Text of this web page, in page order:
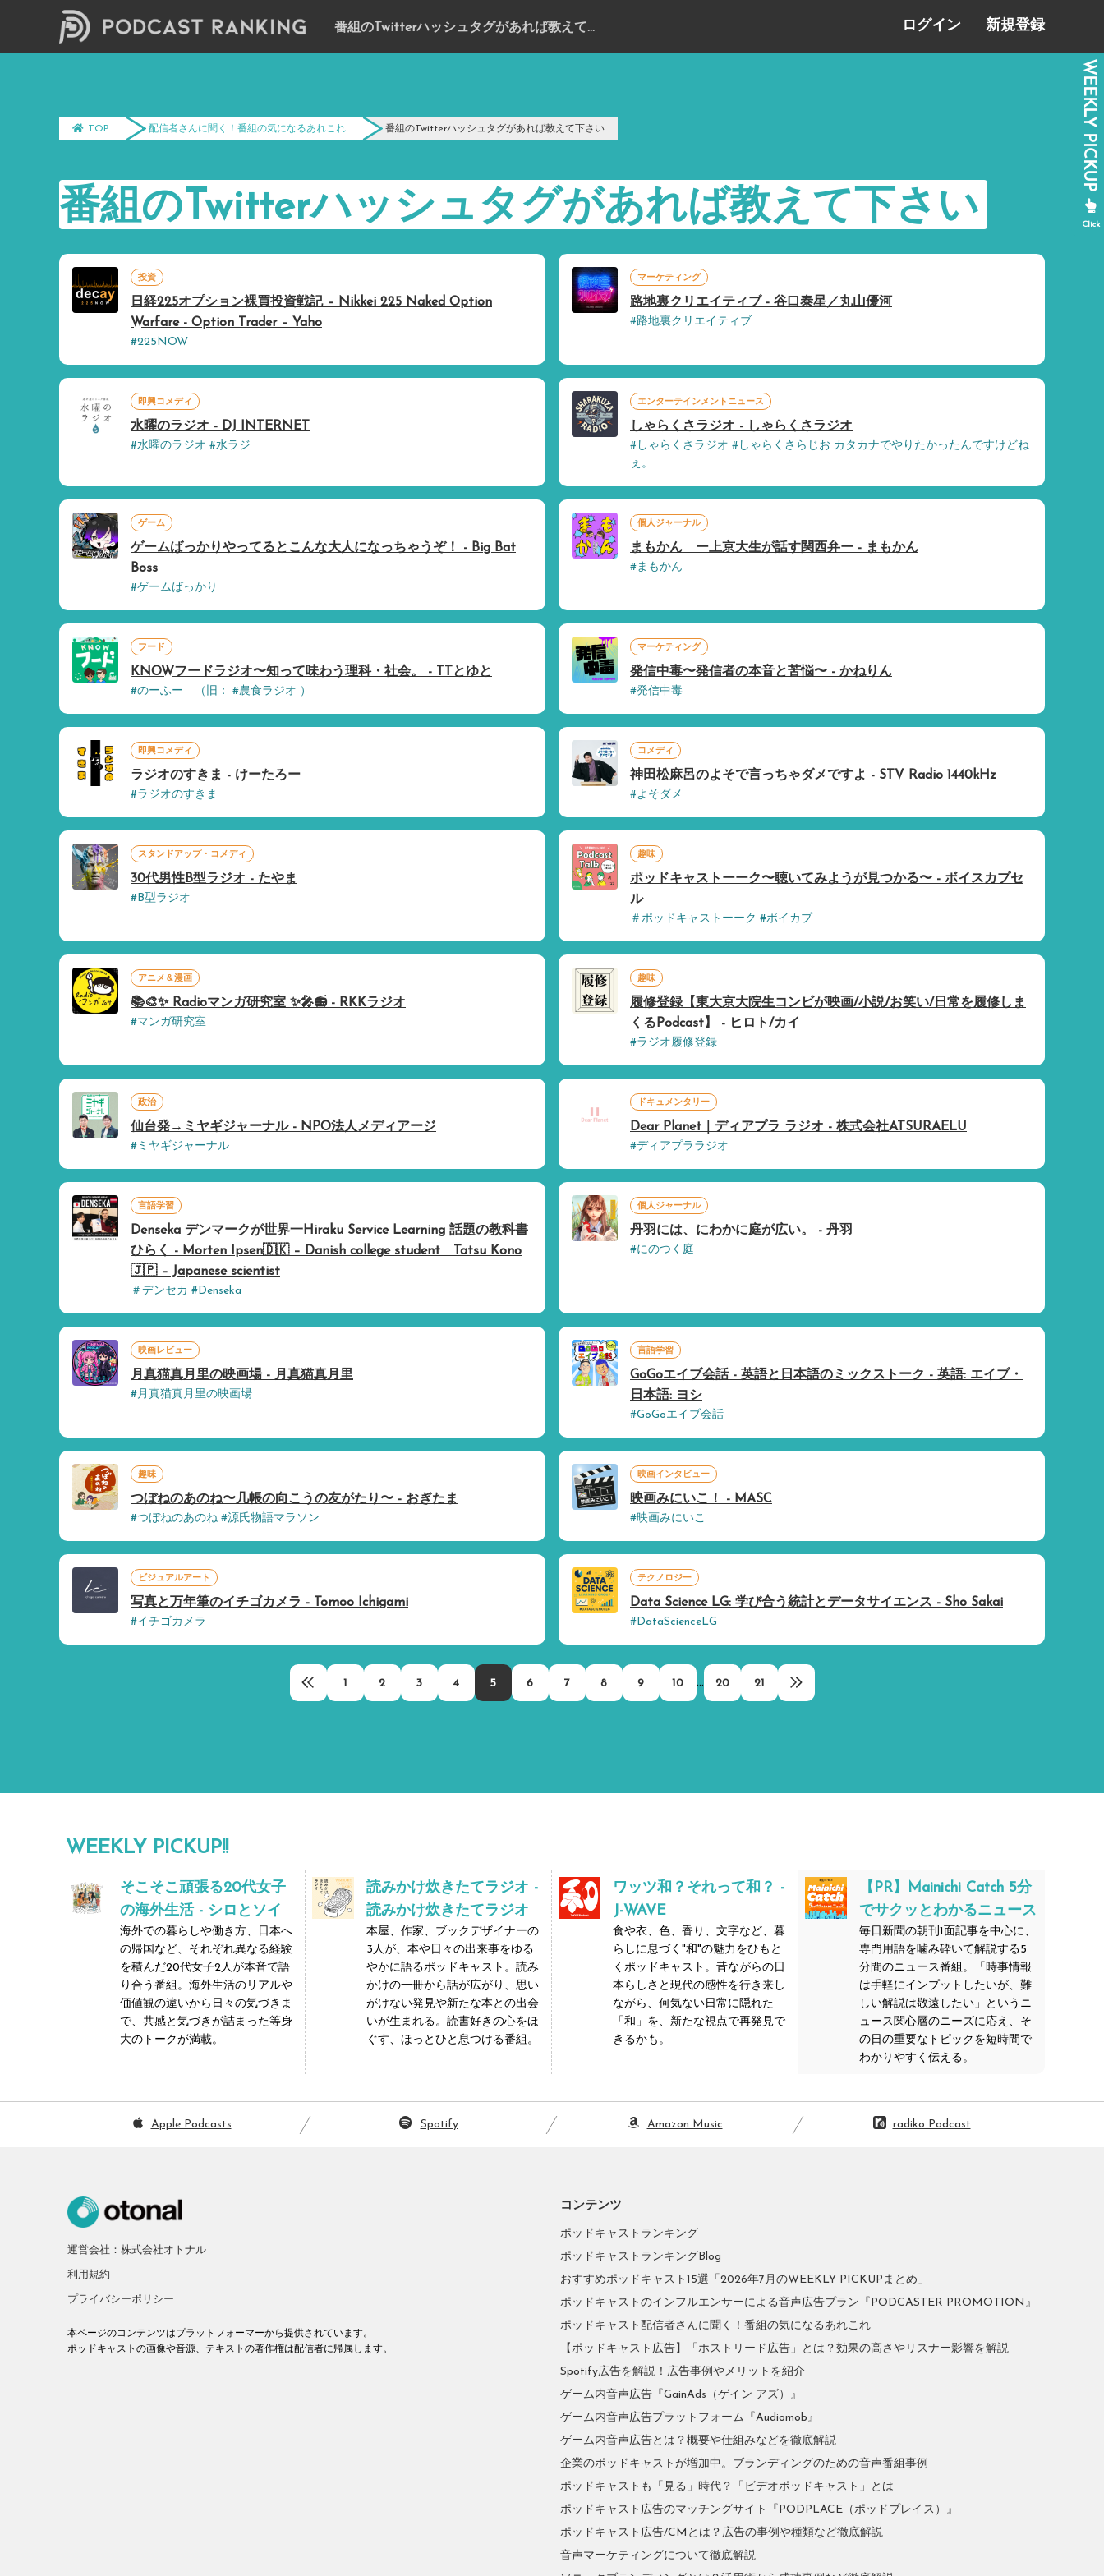
番組のTwitterハッシュタグがあれば教えて下さい ログイン 新規登録
TOP 配信者さんに聞く！番組の気になるあれこれ 番組のTwitterハッシュタグがあれば教えて下さい
番組のTwitterハッシュタグがあれば教えて下さい
投資
日経225オプション裸買投資戦記 – Nikkei 225 Naked Option
Warfare - Option Trader – Yaho
#225NOW
マーケティング
路地裏クリエイティブ - 谷口泰星／丸山優河
#路地裏クリエイティブ
即興コメディ
水曜のラジオ - DJ INTERNET
#水曜のラジオ #水ラジ
エンターテインメントニュース
しゃらくさラジオ - しゃらくさラジオ
#しゃらくさラジオ #しゃらくさらじお カタカナでやりたかったんですけどね
ぇ。
ゲーム
ゲームばっかりやってるとこんな大人になっちゃうぞ！ - Big Bat
Boss
#ゲームばっかり
個人ジャーナル
まもかん ー上京大生が話す関西弁ー - まもかん
#まもかん
フード
KNOWフードラジオ〜知って味わう理科・社会。 - TTとゆと
#のーふー （旧： #農食ラジオ ）
マーケティング
発信中毒〜発信者の本音と苦悩〜 - かねりん
#発信中毒
即興コメディ
ラジオのすきま - けーたろー
#ラジオのすきま
コメディ
神田松麻呂のよそで言っちゃダメですよ - STV Radio 1440kHz
#よそダメ
スタンドアップ・コメディ
30代男性B型ラジオ - たやま
#B型ラジオ
趣味
ポッドキャストーーク〜聴いてみようが見つかる〜 - ボイスカプセ
ル
＃ポッドキャストーーク #ボイカプ
アニメ＆漫画
📚🎨✨ Radioマンガ研究室 ✨🎤📻 - RKKラジオ
#マンガ研究室
趣味
履修登録【東大京大院生コンビが映画/小説/お笑い/日常を履修しま
くるPodcast】 - ヒロト/カイ
#ラジオ履修登録
政治
仙台発→ミヤギジャーナル - NPO法人メディアージ
#ミヤギジャーナル
ドキュメンタリー
Dear Planet｜ディアプラ ラジオ - 株式会社ATSURAELU
#ディアプララジオ
言語学習
Denseka デンマークが世界一Hiraku Service Learning 話題の教科書
ひらく - Morten Ipsen🇩🇰 – Danish college student Tatsu Kono
🇯🇵 – Japanese scientist
＃デンセカ #Denseka
個人ジャーナル
丹羽には、にわかに庭が広い。 - 丹羽
#にのつく庭
映画レビュー
月真猫真月里の映画場 - 月真猫真月里
#月真猫真月里の映画場
言語学習
GoGoエイブ会話 - 英語と日本語のミックストーク - 英語: エイブ・
日本語: ヨシ
#GoGoエイブ会話
趣味
つぼねのあのね〜几帳の向こうの友がたり〜 - おぎたま
#つぼねのあのね #源氏物語マラソン
映画インタビュー
映画みにいこ！ - MASC
#映画みにいこ
ビジュアルアート
写真と万年筆のイチゴカメラ - Tomoo Ichigami
#イチゴカメラ
テクノロジー
Data Science LG: 学び合う統計とデータサイエンス - Sho Sakai
#DataScienceLG
1 2 3 4 5 6 7 8 9 10 ... 20 21
WEEKLY PICKUP!!
そこそこ頑張る20代女子
の海外生活 - シロとソイ
海外での暮らしや働き方、日本へ
の帰国など、それぞれ異なる経験
を積んだ20代女子2人が本音で語
り合う番組。海外生活のリアルや
価値観の違いから日々の気づきま
で、共感と気づきが詰まった等身
大のトークが満載。
読みかけ炊きたてラジオ -
読みかけ炊きたてラジオ
本屋、作家、ブックデザイナーの
3人が、本や日々の出来事をゆる
やかに語るポッドキャスト。読み
かけの一冊から話が広がり、思い
がけない発見や新たな本との出会
いが生まれる。読書好きの心をほ
ぐす、ほっとひと息つける番組。
ワッツ和？それって和？ -
J-WAVE
食や衣、色、香り、文字など、暮
らしに息づく"和"の魅力をひもと
くポッドキャスト。昔ながらの日
本らしさと現代の感性を行き来し
ながら、何気ない日常に隠れた
「和」を、新たな視点で再発見で
きるかも。
【PR】 Mainichi Catch 5分
でサクッとわかるニュース
毎日新聞の朝刊1面記事を中心に、
専門用語を噛み砕いて解説する5
分間のニュース番組。「時事情報
は手軽にインプットしたいが、難
しい解説は敬遠したい」というニ
ュース関心層のニーズに応え、そ
の日の重要なトピックを短時間で
わかりやすく伝える。
Apple Podcasts Spotify Amazon Music radiko Podcast
運営会社：株式会社オトナル
利用規約
プライバシーポリシー
本ページのコンテンツはプラットフォーマーから提供されています。
ポッドキャストの画像や音源、テキストの著作権は配信者に帰属します。
コンテンツ
ポッドキャストランキング
ポッドキャストランキングBlog
おすすめポッドキャスト15選「2026年7月のWEEKLY PICKUPまとめ」
ポッドキャストのインフルエンサーによる音声広告プラン『PODCASTER PROMOTION』
ポッドキャスト配信者さんに聞く！番組の気になるあれこれ
【ポッドキャスト広告】「ホストリード広告」とは？効果の高さやリスナー影響を解説
Spotify広告を解説！広告事例やメリットを紹介
ゲーム内音声広告『GainAds（ゲイン アズ）』
ゲーム内音声広告プラットフォーム『Audiomob』
ゲーム内音声広告とは？概要や仕組みなどを徹底解説
企業のポッドキャストが増加中。ブランディングのための音声番組事例
ポッドキャストも「見る」時代？「ビデオポッドキャスト」とは
ポッドキャスト広告のマッチングサイト『PODPLACE（ポッドプレイス）』
ポッドキャスト広告/CMとは？広告の事例や種類など徹底解説
音声マーケティングについて徹底解説